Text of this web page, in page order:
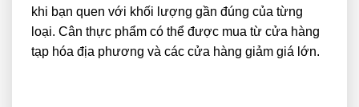
khi bạn quen với khối lượng gần đúng của từng
loại. Cân thực phẩm có thể được mua từ cửa hàng
tạp hóa địa phương và các cửa hàng giảm giá lớn.